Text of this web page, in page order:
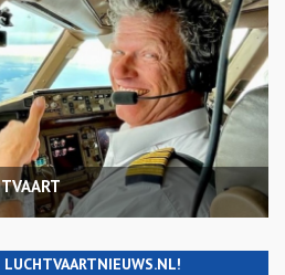
LUCHTVAARTNIEUWS.NL!